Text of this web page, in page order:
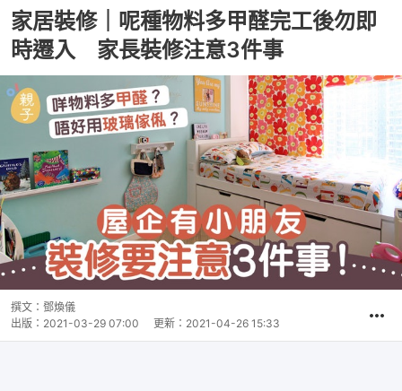
家居裝修｜呢種物料多甲醛完工後勿即
時遷入 家長裝修注意3件事
撰文： 鄧煥儀
出版： 2021-03-29 07:00 更新： 2021-04-26 15:33